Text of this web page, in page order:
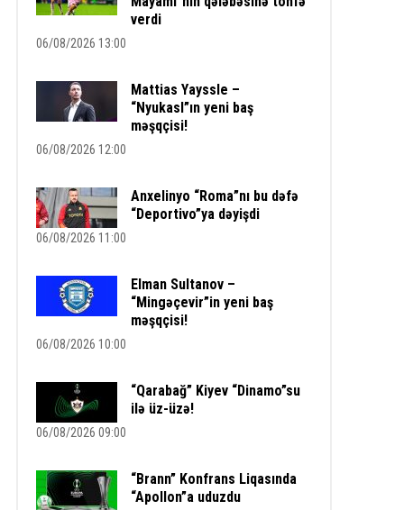
verdi
06/08/2026 13:00
Mattias Yayssle –
“Nyukasl”ın yeni baş
məşqçisi!
06/08/2026 12:00
Anxelinyo “Roma”nı bu dəfə
“Deportivo”ya dəyişdi
06/08/2026 11:00
Elman Sultanov –
“Mingəçevir”in yeni baş
məşqçisi!
06/08/2026 10:00
“Qarabağ” Kiyev “Dinamo”su
ilə üz-üzə!
06/08/2026 09:00
“Brann” Konfrans Liqasında
“Apollon”a uduzdu